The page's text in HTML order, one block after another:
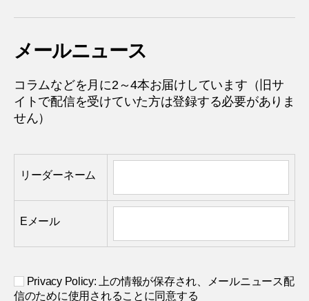
メールニュース
コラムなどを月に2～4本お届けしています（旧サ
イトで配信を受けていた方は登録する必要がありま
せん）
リーダーネーム
Eメール
Privacy Policy: 上の情報が保存され、メールニュース配
信のために使用されることに同意する